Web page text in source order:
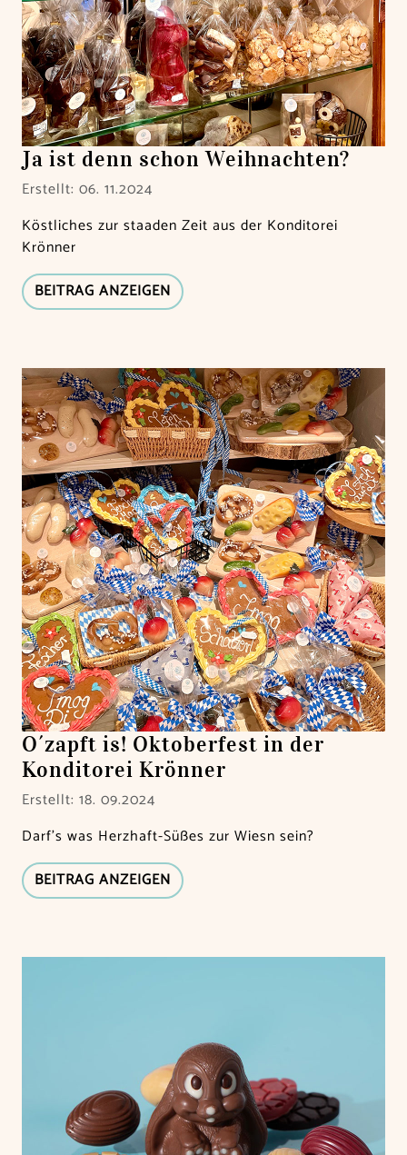
Ja ist denn schon Weihnachten?
Erstellt: 06. 11.2024
Köstliches zur staaden Zeit aus der Konditorei
Krönner
BEITRAG ANZEIGEN
O´zapft is! Oktoberfest in der
Konditorei Krönner
Erstellt: 18. 09.2024
Darf’s was Herzhaft-Süßes zur Wiesn sein?
BEITRAG ANZEIGEN